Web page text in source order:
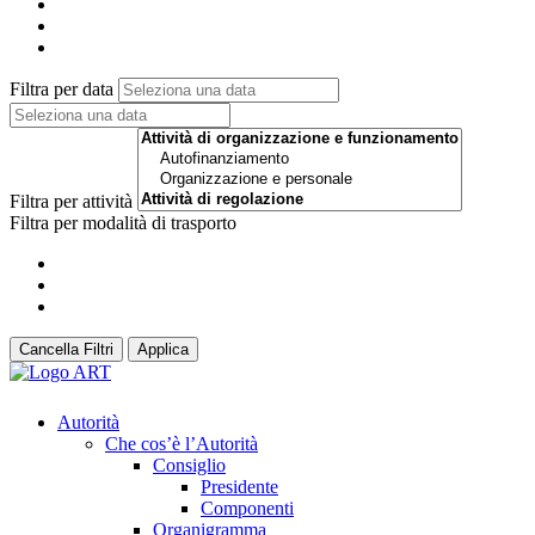
Filtra per data
Filtra per attività
Filtra per modalità di trasporto
Cancella Filtri Applica
Autorità
Che cos’è l’Autorità
Consiglio
Presidente
Componenti
Organigramma